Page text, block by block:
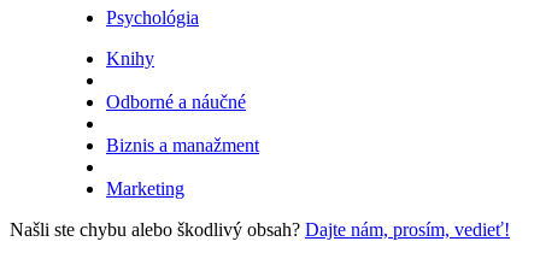
Psychológia
Knihy
Odborné a náučné
Biznis a manažment
Marketing
Našli ste chybu alebo škodlivý obsah? Dajte nám, prosím, vedieť!